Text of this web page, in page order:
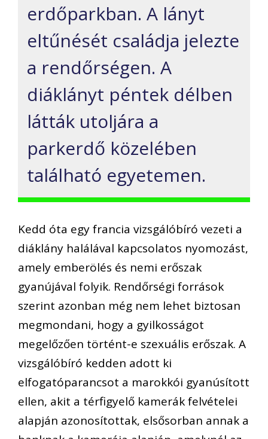
erdőparkban. A lányt
eltűnését családja jelezte
a rendőrségen. A
diáklányt péntek délben
látták utoljára a
parkerdő közelében
található egyetemen.
Kedd óta egy francia vizsgálóbíró vezeti a
diáklány halálával kapcsolatos nyomozást,
amely emberölés és nemi erőszak
gyanújával folyik. Rendőrségi források
szerint azonban még nem lehet biztosan
megmondani, hogy a gyilkosságot
megelőzően történt-e szexuális erőszak. A
vizsgálóbíró kedden adott ki
elfogatóparancsot a marokkói gyanúsított
ellen, akit a térfigyelő kamerák felvételei
alapján azonosítottak, elsősorban annak a